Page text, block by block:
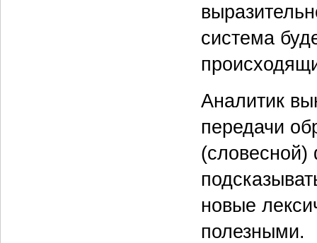
система
Аналитик
передачи
(словесной)
новые
полезными.